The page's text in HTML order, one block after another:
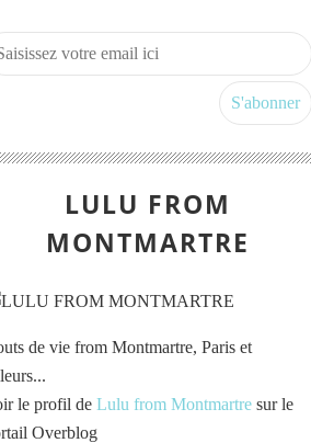
LULU FROM
MONTMARTRE
de vie from Montmartre, Paris et
le profil de Lulu from Montmartre sur le
Overblog